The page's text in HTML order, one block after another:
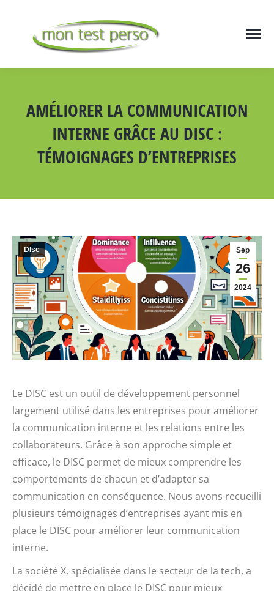
AMÉLIORER LA COMMUNICATION
INTERNE GRÂCE AU DISC :
TÉMOIGNAGES D’ENTREPRISES
Sep
26
2024
DIsc
Le DISC est un outil de développement personnel
largement utilisé dans les entreprises pour améliorer
la communication interne et les relations entre les
collaborateurs. Grâce à son approche simple et
efficace, le DISC permet de mieux comprendre les
comportements de chacun et d’adapter sa
communication en conséquence. Nous avons recueilli
plusieurs témoignages d’entreprises ayant mis en
place le DISC pour améliorer leur communication
interne.
La société X, spécialisée dans le secteur de la tech, a
décidé de mettre en place le DISC pour mieux